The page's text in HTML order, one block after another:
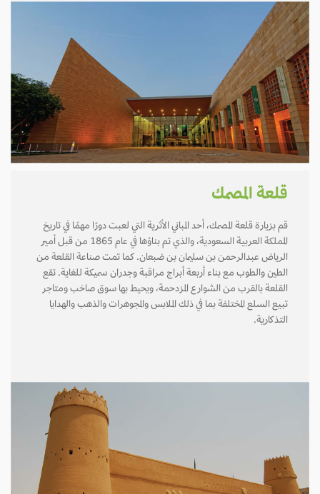
قلعة المصمك
قم بزيارة قلعة المصمك، أحد المباني الأثرية التي لعبت دورًا مهمًا في تاريخ
المملكة العربية السعودية، والذي تم بناؤها في عام 1865 من قبل أمير
الرياض عبدالرحمن بن سليمان بن ضبعان. كما تمت صناعة القلعة من
الطين والطوب مع بناء أربعة أبراج مراقبة وجدران سميكة للغاية. تقع
القلعة بالقرب من الشوارع المزدحمة، ويحيط بها سوق صاخب ومتاجر
تبيع السلع المختلفة بما في ذلك الملابس والمجوهرات والذهب والهدايا
التذكارية.